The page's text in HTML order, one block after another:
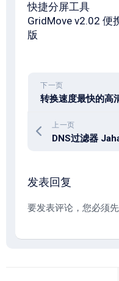
快捷分屏工具
GridMove v2.02 便
版
下一页
上一页
DNS过滤器
发表回复
要发表评论，您必须先